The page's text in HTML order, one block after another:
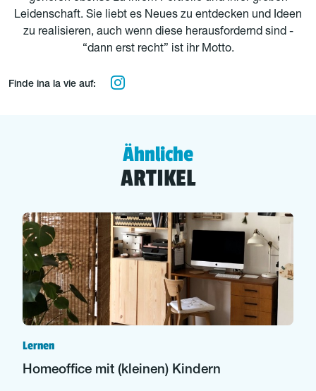
Leidenschaft. Sie liebt es Neues zu entdecken und Ideen
zu realisieren, auch wenn diese herausfordernd sind -
“dann erst recht” ist ihr Motto.
Finde ina la vie auf:
Ähnliche
ARTIKEL
Lernen
Homeoffice mit (kleinen) Kindern